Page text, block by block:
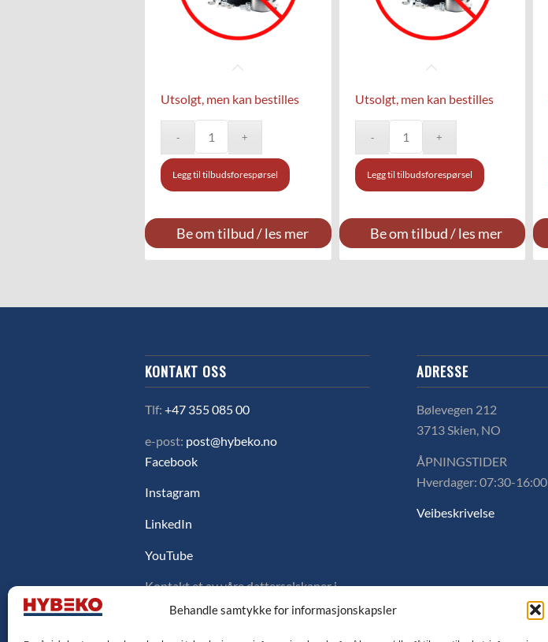
Behandle samtykke for informasjonskapsler
Utsolgt, men kan bestilles
Legg til tilbudsforespørsel
Be om tilbud / les mer
Utsolgt, men kan bestilles
Legg til tilbudsforespørsel
Be om tilbud / les mer
KONTAKT OSS
Tlf:+47 355 085 00
e-post: post@hybeko.no
Facebook
Instagram
LinkedIn
YouTube
Kontakt et av våre datterselskaper i
Sverige, Danmark eller Finland ved å
ADRESSE
Bølevegen 212
3713 Skien, NO
ÅPNINGSTIDER
Hverdager: 07:30-16:00
Veibeskrivelse